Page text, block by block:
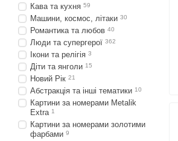
Кава та кухня 59
Машини, космос, літаки 30
Романтика та любов 40
Люди та супергерої 362
Ікони та релігія 3
Діти та янголи 15
Новий Рік 21
Абстракція та інші тематики 10
Картини за номерами Metalik
Extra 1
Картини за номерами золотими
фарбами 9